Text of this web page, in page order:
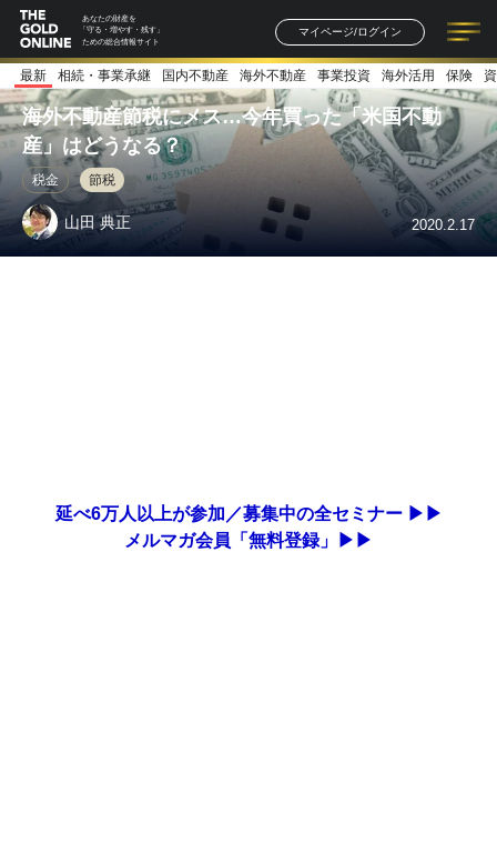
あなたの財産を
「守る・増やす・残す」
ための総合情報サイト
マイページ/ログイン
記事一覧 連載一覧
著者一覧 書籍一覧
最新 相続・事業承継 国内不動産 海外不動産 事業投資 海外活用 保険
海外不動産節税にメス…今年買った「米国不動
産」はどうなる？
税金 節税
山田 典正 2020.2.17
延べ6万人以上が参加／募集中の全セミナー ▶▶
メルマガ会員「無料登録」▶▶